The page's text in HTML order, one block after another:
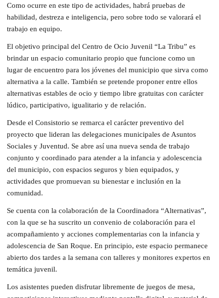
Como ocurre en este tipo de actividades, habrá pruebas de
habilidad, destreza e inteligencia, pero sobre todo se valorará el
trabajo en equipo.
El objetivo principal del Centro de Ocio Juvenil “La Tribu” es
brindar un espacio comunitario propio que funcione como un
lugar de encuentro para los jóvenes del municipio que sirva como
alternativa a la calle. También se pretende proponer entre ellos
alternativas estables de ocio y tiempo libre gratuitas con carácter
lúdico, participativo, igualitario y de relación.
Desde el Consistorio se remarca el carácter preventivo del
proyecto que lideran las delegaciones municipales de Asuntos
Sociales y Juventud. Se abre así una nueva senda de trabajo
conjunto y coordinado para atender a la infancia y adolescencia
del municipio, con espacios seguros y bien equipados, y
actividades que promuevan su bienestar e inclusión en la
comunidad.
Se cuenta con la colaboración de la Coordinadora “Alternativas”,
con la que se ha suscrito un convenio de colaboración para el
acompañamiento y acciones complementarias con la infancia y
adolescencia de San Roque. En principio, este espacio permanece
abierto dos tardes a la semana con talleres y monitores expertos en
temática juvenil.
Los asistentes pueden disfrutar libremente de juegos de mesa,